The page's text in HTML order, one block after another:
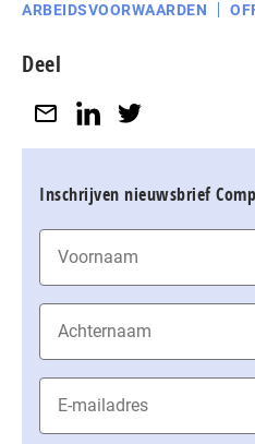
ARBEIDSVOORWAARDEN
Deel
Inschrijven nieuwsbrief